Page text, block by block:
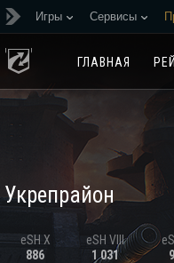
Игры Сервисы
ГЛАВНАЯ
Укрепрайон
eSH X
886
eSH VIII
1 031